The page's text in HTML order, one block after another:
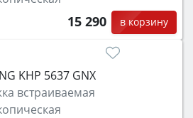
15 290 в корзину
KHP 5637 GNX
встраиваемая